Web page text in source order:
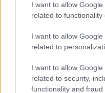
I want to allow
related to functionality
I want to allow
related to
I want to allow
related to security,
functionality and
Grapefruit virágzat
Ahogy említettem,
nem termeszthető,
érnek el szép
kell mondanunk, a
gyakran találhatunk